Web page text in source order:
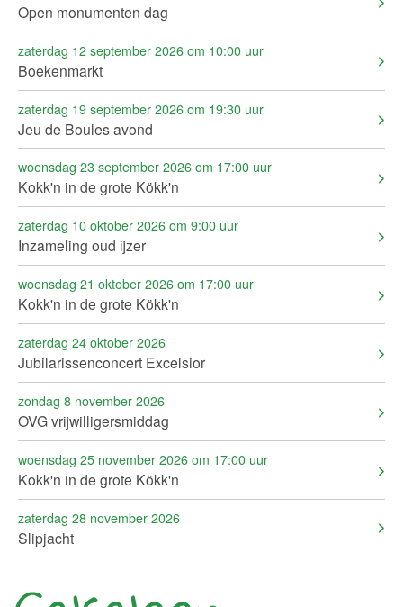
Open monumenten dag
zaterdag 12 september 2026 om 10:00 uur
Boekenmarkt
zaterdag 19 september 2026 om 19:30 uur
Jeu de Boules avond
woensdag 23 september 2026 om 17:00 uur
Kokk'n in de grote Kökk'n
zaterdag 10 oktober 2026 om 9:00 uur
Inzameling oud ijzer
woensdag 21 oktober 2026 om 17:00 uur
Kokk'n in de grote Kökk'n
zaterdag 24 oktober 2026
Jubilarissenconcert Excelsior
zondag 8 november 2026
OVG vrijwilligersmiddag
woensdag 25 november 2026 om 17:00 uur
Kokk'n in de grote Kökk'n
zaterdag 28 november 2026
Slipjacht